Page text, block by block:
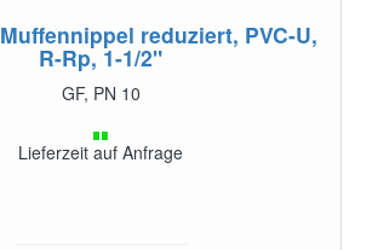
Muffennippel reduziert, PVC-U,
R-Rp, 1-1/2"
GF, PN 10
Lieferzeit auf Anfrage